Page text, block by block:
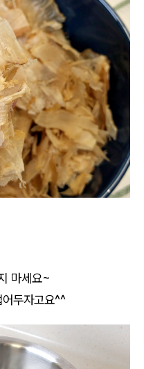
마세요~
두자고요^^